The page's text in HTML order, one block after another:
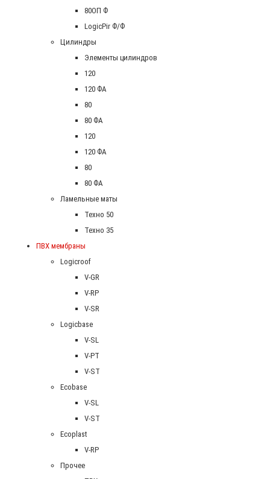
80ОП Ф
LogicPir Ф/Ф
Цилиндры
Элементы цилиндров
120
120 ФА
80
80 ФА
120
120 ФА
80
80 ФА
Ламельные маты
Техно 50
Техно 35
ПВХ мембраны
Logicroof
V-GR
V-RP
V-SR
Logicbase
V-SL
V-PT
V-ST
Ecobase
V-SL
V-ST
Ecoplast
V-RP
Прочее